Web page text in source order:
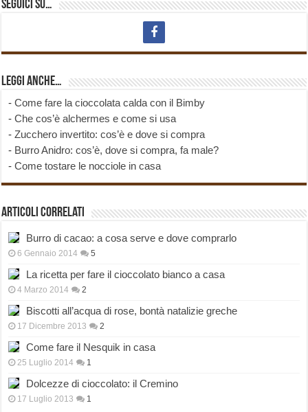
Seguici su…
Leggi anche…
-Come fare la cioccolata calda con il Bimby
-Che cos’è alchermes e come si usa
-Zucchero invertito: cos’è e dove si compra
- Burro Anidro: cos’è, dove si compra, fa male?
-Come tostare le nocciole in casa
Articoli correlati
Burro di cacao: a cosa serve e dove comprarlo
6 Gennaio 2014 5
La ricetta per fare il cioccolato bianco a casa
4 Marzo 2014 2
Biscotti all’acqua di rose, bontà natalizie greche
17 Dicembre 2013 2
Come fare il Nesquik in casa
25 Luglio 2014 1
Dolcezze di cioccolato: il Cremino
17 Luglio 2013 1